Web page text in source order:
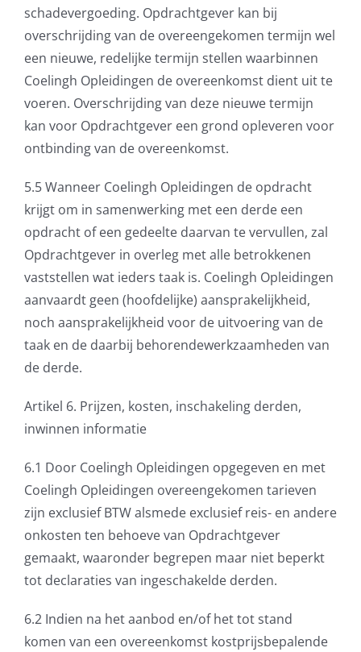
schadevergoeding. Opdrachtgever kan bij
overschrijding van de overeengekomen termijn wel
een nieuwe, redelijke termijn stellen waarbinnen
Coelingh Opleidingen de overeenkomst dient uit te
voeren. Overschrijding van deze nieuwe termijn
kan voor Opdrachtgever een grond opleveren voor
ontbinding van de overeenkomst.
5.5 Wanneer Coelingh Opleidingen de opdracht
krijgt om in samenwerking met een derde een
opdracht of een gedeelte daarvan te vervullen, zal
Opdrachtgever in overleg met alle betrokkenen
vaststellen wat ieders taak is. Coelingh Opleidingen
aanvaardt geen (hoofdelijke) aansprakelijkheid,
noch aansprakelijkheid voor de uitvoering van de
taak en de daarbij behorendewerkzaamheden van
de derde.
Artikel 6. Prijzen, kosten, inschakeling derden,
inwinnen informatie
6.1 Door Coelingh Opleidingen opgegeven en met
Coelingh Opleidingen overeengekomen tarieven
zijn exclusief BTW alsmede exclusief reis- en andere
onkosten ten behoeve van Opdrachtgever
gemaakt, waaronder begrepen maar niet beperkt
tot declaraties van ingeschakelde derden.
6.2 Indien na het aanbod en/of het tot stand
komen van een overeenkomst kostprijsbepalende